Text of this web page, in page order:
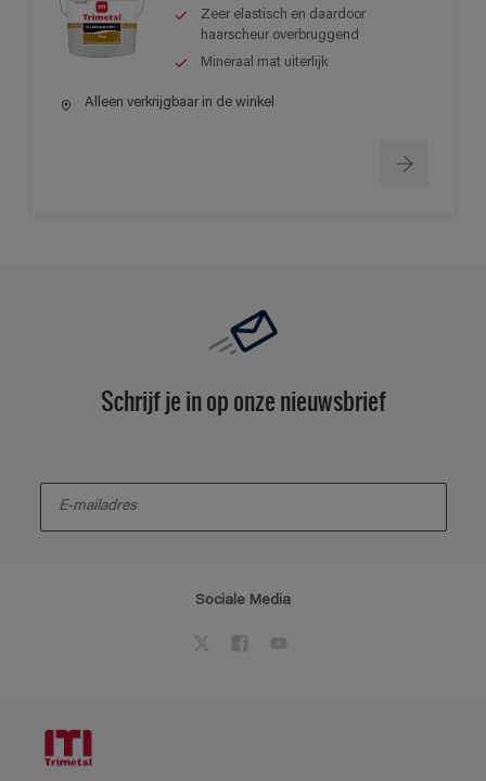
Zeer elastisch en daardoor
haarscheur overbruggend
Mineraal mat uiterlijk
Alleen verkrijgbaar in de winkel
Schrijf je in op onze nieuwsbrief
Sociale Media